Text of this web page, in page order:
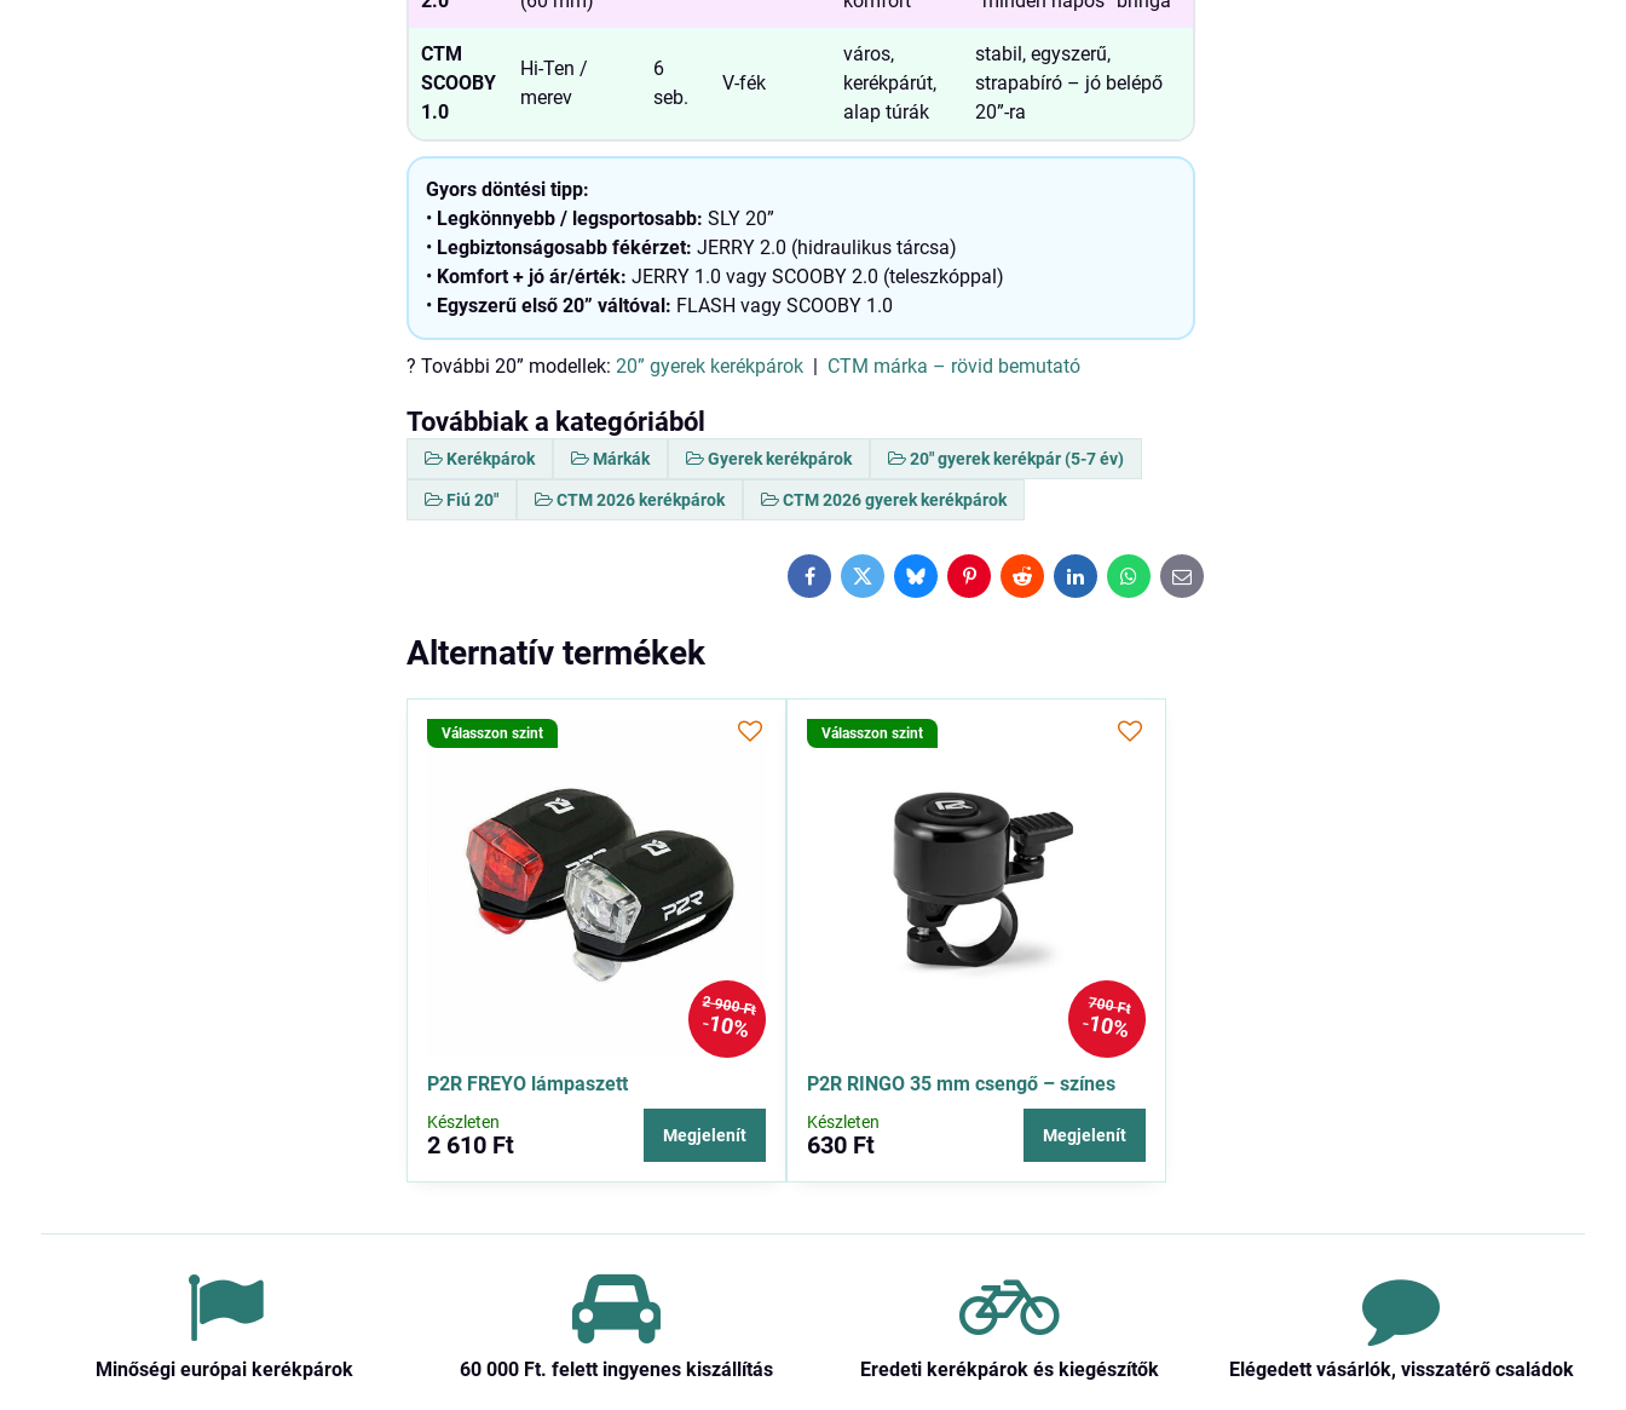
CTM
SCOOBY
1.0
Hi-Ten /
merev
6
seb.
V-fék
város,
kerékpárút,
alap túrák
stabil, egyszerű,
strapabíró – jó belépő
20”-ra
Gyors döntési tipp:
• Legkönnyebb / legsportosabb: SLY 20”
• Legbiztonságosabb fékérzet: JERRY 2.0 (hidraulikus tárcsa)
• Komfort + jó ár/érték: JERRY 1.0 vagy SCOOBY 2.0 (teleszkóppal)
• Egyszerű első 20” váltóval: FLASH vagy SCOOBY 1.0
? További 20” modellek:20” gyerek kerékpárok | CTM márka – rövid bemutató
Továbbiak a kategóriából
Kerékpárok Márkák Gyerek kerékpárok 20" gyerek kerékpár (5-7 év)
Fiú 20" CTM 2026 kerékpárok CTM 2026 gyerek kerékpárok
FacebookTwitterBlueskyPinterestRedditLinkedInWhatsApp
E-
mail
Alternatív termékek
2 900 Ft
10%
Válasszon szint
P2R FREYO lámpaszett
Készleten
2 610 Ft Megjelenít
700 Ft
10%
Válasszon szint
P2R RINGO 35 mm csengő – színes
Készleten
630 Ft Megjelenít
Minőségi európai kerékpárok 60 000 Ft​. felett ingyenes kiszállítás Eredeti kerékpárok és kiegészítők Elégedett vásárlók, visszatérő családok